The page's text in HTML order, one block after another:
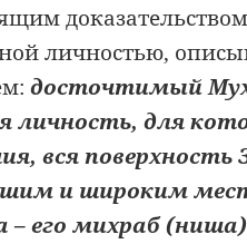
личностью,
досточтимый
личность, для
вся
и широким
– его михраб